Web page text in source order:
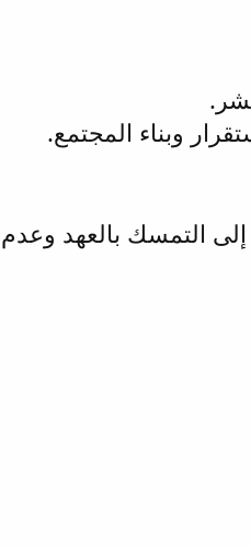
وبناء المجتمع.
التمسك بالعهد وعدم